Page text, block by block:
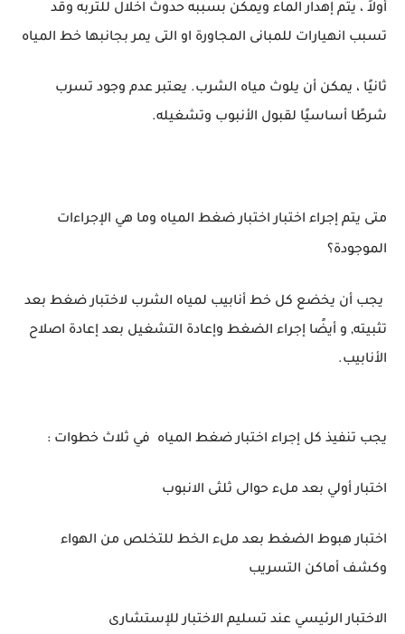
أولاً ، يتم إهدار الماء ويمكن بسببه حدوث اخلال للتربه وقد
تسبب انهيارات للمبانى المجاورة او التى يمر بجانبها خط المياه
ثانيًا ، يمكن أن يلوث مياه الشرب. يعتبر عدم وجود تسرب
شرطًا أساسيًا لقبول الأنبوب وتشغيله.
متى يتم إجراء اختبار اختبار ضغط المياه وما هي الإجراءات
الموجودة؟
يجب أن يخضع كل خط أنابيب لمياه الشرب لاختبار ضغط بعد
تثبيته, و أيضًا إجراء الضغط وإعادة التشغيل بعد إعادة اصلاح
الأنابيب.
يجب تنفيذ كل إجراء اختبار ضغط المياه في ثلاث خطوات :
اختبار أولي بعد ملء حوالى ثلثى الانبوب
اختبار هبوط الضغط بعد ملء الخط للتخلص من الهواء
وكشف أماكن التسريب
الاختبار الرئيسي عند تسليم الاختبار للإستشارى